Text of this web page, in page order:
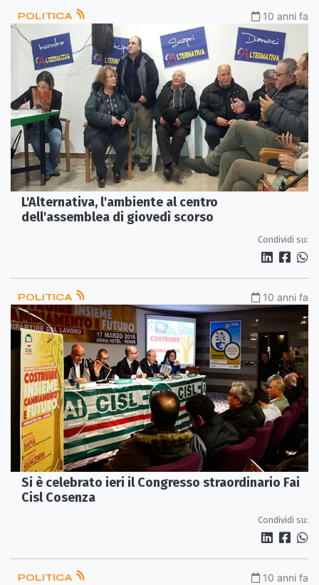
POLITICA 10 anni fa
L'Alternativa, l'ambiente al centro
dell'assemblea di giovedì scorso
Condividi su:
POLITICA 10 anni fa
Si è celebrato ieri il Congresso straordinario Fai
Cisl Cosenza
Condividi su:
POLITICA 10 anni fa